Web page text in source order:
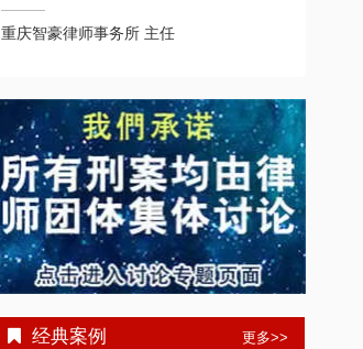
重庆智豪律师事务所 主任
经典案例 更多>>